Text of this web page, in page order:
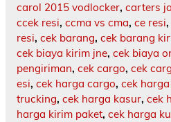
carol 2015 vodlocker, carters
ccek resi, ccma vs cma, ce resi,
resi, cek barang, cek barang
cek biaya kirim jne, cek biaya
pengiriman, cek cargo, cek
esi, cek harga cargo, cek
trucking, cek harga kasur, cek
harga kirim paket, cek harga